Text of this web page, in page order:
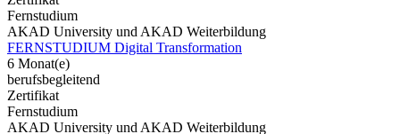
Fernstudium
AKAD University und AKAD Weiterbildung
FERNSTUDIUM Digital Transformation
6 Monat(e)
berufsbegleitend
Zertifikat
Fernstudium
AKAD University und AKAD Weiterbildung